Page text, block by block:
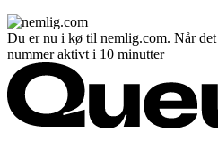
Du er nu i kø til nemlig.com. Når
nummer aktivt i 10 minutter